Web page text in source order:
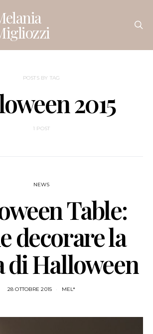
POSTS BY TAG
2015
1 POST
NEWS
Table:
decorare la
di Halloween
28 OTTOBRE 2015 MEL*